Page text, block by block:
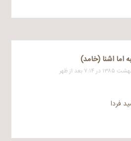
اما اشنا (خامد)
فردا